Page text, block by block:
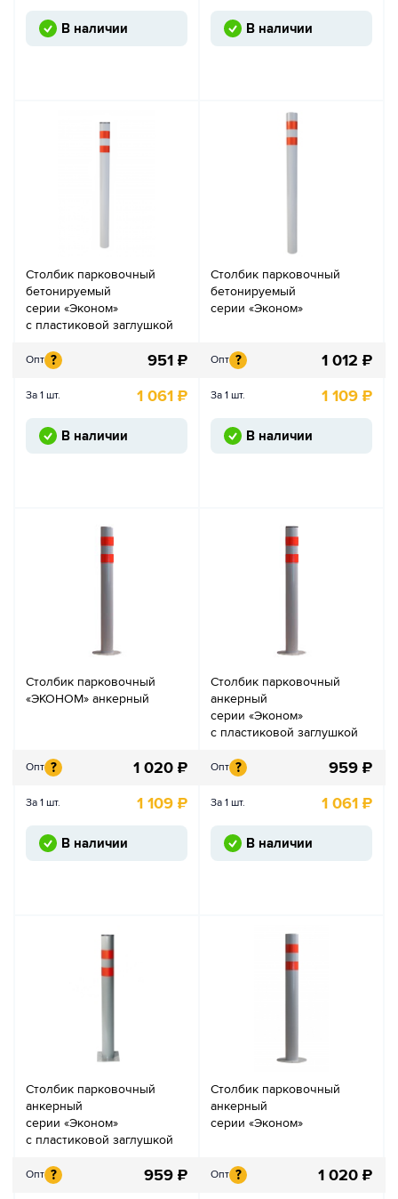
В наличии В наличии
Столбик парковочный
бетонируемый
серии «Эконом»
с пластиковой заглушкой
Опт ? 951 ₽
За 1 шт. 1 061 ₽
В наличии
Столбик парковочный
бетонируемый
серии «Эконом»
Опт ? 1 012 ₽
За 1 шт. 1 109 ₽
В наличии
Столбик парковочный
«ЭКОНОМ» анкерный
Опт ? 1 020 ₽
За 1 шт. 1 109 ₽
В наличии
Столбик парковочный
анкерный
серии «Эконом»
с пластиковой заглушкой
Опт ? 959 ₽
За 1 шт. 1 061 ₽
В наличии
Столбик парковочный
анкерный
серии «Эконом»
с пластиковой заглушкой
Опт ? 959 ₽
Столбик парковочный
анкерный
серии «Эконом»
Опт ? 1 020 ₽